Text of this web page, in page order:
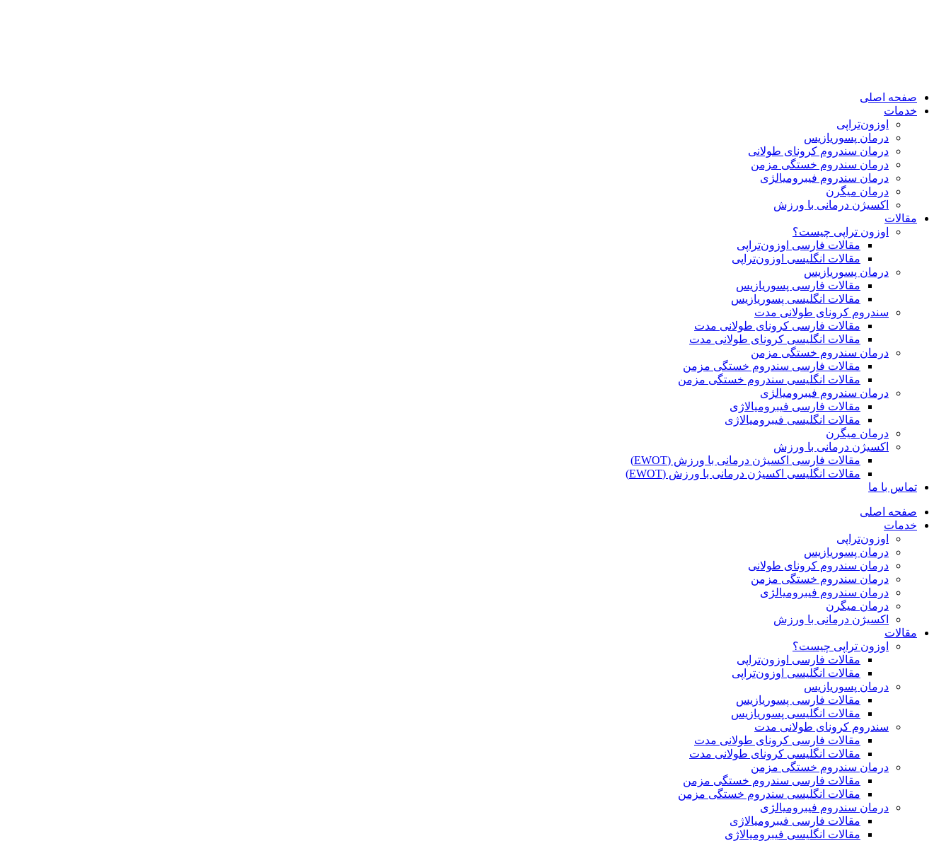
صفحه اصلی
خدمات
اوزون‌تراپی
درمان پسوریازیس
درمان سندروم کرونای طولانی
درمان سندروم خستگی مزمن
درمان سندروم فیبرومیالژی
درمان میگرن
اکسیژن درمانی با ورزش
مقالات
اوزون تراپی چیست؟
مقالات فارسی اوزون‌تراپی
مقالات انگلیسی اوزون‌تراپی
درمان پسوریازیس
مقالات فارسی پسوریازیس
مقالات انگلیسی پسوریازیس
سندروم کرونای طولانی مدت
مقالات فارسی کرونای طولانی مدت
مقالات انگلیسی کرونای طولانی مدت
درمان سندروم خستگی مزمن
مقالات فارسی سندروم خستگی مزمن
مقالات انگلیسی سندروم خستگی مزمن
درمان سندروم فیبرومیالژی
مقالات فارسی فیبرومیالاژی
مقالات انگلیسی فیبرومیالاژی
درمان میگرن
اکسیژن درمانی با ورزش
مقالات فارسی اکسیژن درمانی با ورزش (EWOT)
مقالات انگلیسی اکسیژن درمانی با ورزش (EWOT)
تماس با ما
صفحه اصلی
خدمات
اوزون‌تراپی
درمان پسوریازیس
درمان سندروم کرونای طولانی
درمان سندروم خستگی مزمن
درمان سندروم فیبرومیالژی
درمان میگرن
اکسیژن درمانی با ورزش
مقالات
اوزون تراپی چیست؟
مقالات فارسی اوزون‌تراپی
مقالات انگلیسی اوزون‌تراپی
درمان پسوریازیس
مقالات فارسی پسوریازیس
مقالات انگلیسی پسوریازیس
سندروم کرونای طولانی مدت
مقالات فارسی کرونای طولانی مدت
مقالات انگلیسی کرونای طولانی مدت
درمان سندروم خستگی مزمن
مقالات فارسی سندروم خستگی مزمن
مقالات انگلیسی سندروم خستگی مزمن
درمان سندروم فیبرومیالژی
مقالات فارسی فیبرومیالاژی
مقالات انگلیسی فیبرومیالاژی